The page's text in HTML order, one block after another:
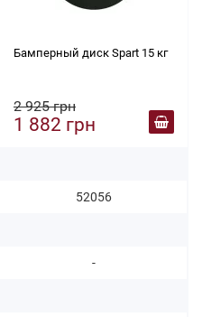
Бамперный диск Spart 15 кг
2 925 грн
1 882 грн
52056
-